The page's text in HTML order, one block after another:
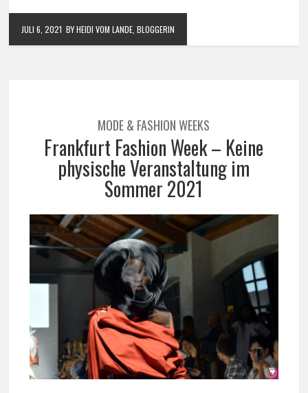
JULI 6, 2021 BY HEIDI VOM LANDE, BLOGGERIN
MODE & FASHION WEEKS
Frankfurt Fashion Week – Keine
physische Veranstaltung im
Sommer 2021